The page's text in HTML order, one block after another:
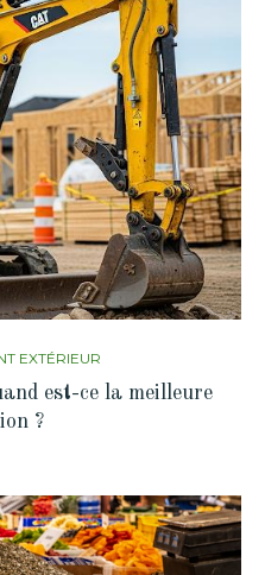
EXTÉRIEUR
est-ce la meilleure
?